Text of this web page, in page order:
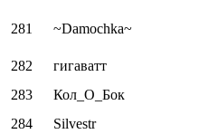
281 ~Damochka~
282 гигаватт
283
Кол_О_Бок
284
Silvestr